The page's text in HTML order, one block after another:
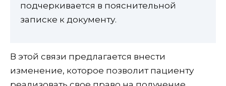
подчеркивается в пояснительной
записке к документу.
В этой связи предлагается внести
изменение, которое позволит пациенту